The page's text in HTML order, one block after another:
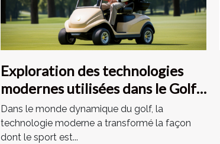
Exploration des technologies
modernes utilisées dans le Golf
de Paris - Hippodrome de Saint
Cloud
Dans le monde dynamique du golf, la
technologie moderne a transformé la façon
dont le sport est...